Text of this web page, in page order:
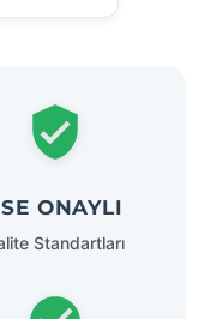
ONAYLI
Standartları